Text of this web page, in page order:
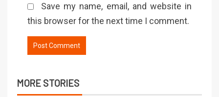
Save my name, email, and website in
this browser for the next time I comment.
MORE STORIES